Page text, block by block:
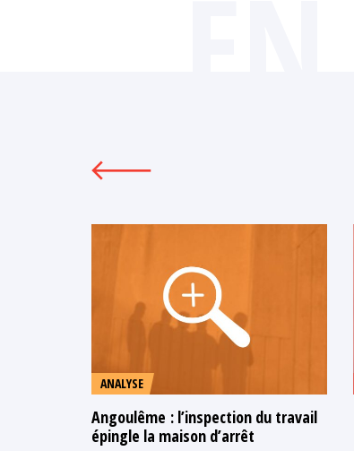
ANALYSE
Angoulême : l’inspection du travail
épingle la maison d’arrêt